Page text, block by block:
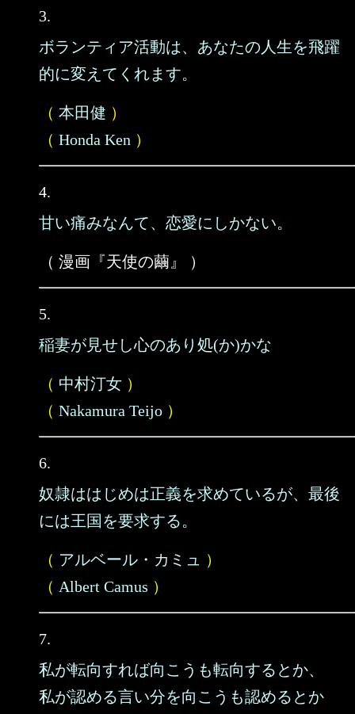
3.
ボランティア活動は、あなたの人生を飛躍
的に変えてくれます。
（ 本田健 ）
（ Honda Ken ）
4.
甘い痛みなんて、恋愛にしかない。
（ 漫画『天使の繭』 ）
5.
稲妻が見せし心のあり処(か)かな
（ 中村汀女 ）
（ Nakamura Teijo ）
6.
奴隷ははじめは正義を求めているが、最後
には王国を要求する。
（ アルベール・カミュ
）
（ Albert Camus ）
7.
私が転向すれば向こうも転向するとか、
私が認める言い分を向こうも認めるとか